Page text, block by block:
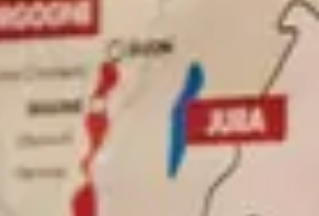
Champagne Moët & Chandon
Champagne Mumm
Champagne Vranken-Pommery
Villa Demoiselle
Champagne Ruinart
Champagne Taittinger